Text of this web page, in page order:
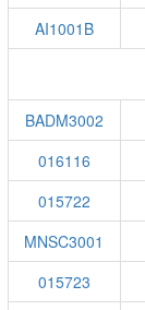
AI1001B
BADM3002
016116
015722
MNSC3001
015723